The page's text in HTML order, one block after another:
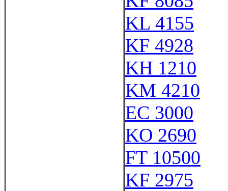
KL 4155
KF 4928
KH 1210
KM 4210
EC 3000
KO 2690
FT 10500
KF 2975